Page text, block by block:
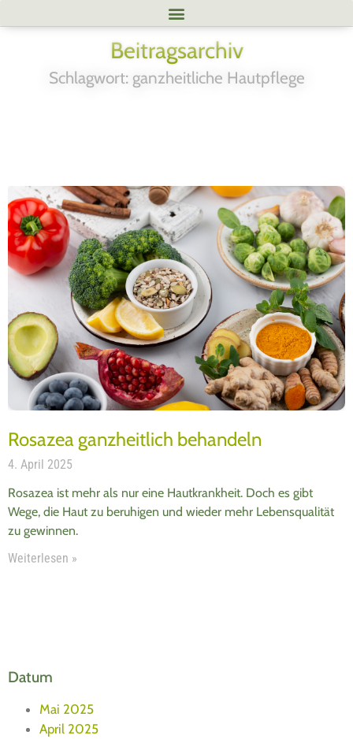
Beitragsarchiv
Schlagwort: ganzheitliche Hautpflege
Rosazea ganzheitlich behandeln
4. April 2025
Rosa­zea ist mehr als nur eine Haut­krank­heit. Doch es gibt
Wege, die Haut zu beru­hi­gen und wie­der mehr Lebens­qua­li­tät
zu gewinnen.
Weiterlesen »
Datum
Mai 2025
April 2025